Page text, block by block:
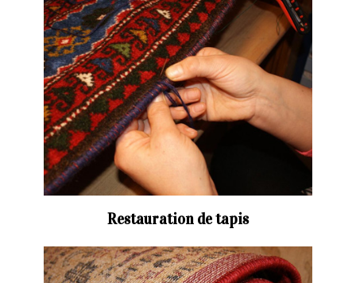
Restauration de tapis